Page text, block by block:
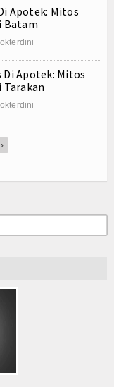
Apotek: Mitos
Batam
Apotek: Mitos
Tarakan